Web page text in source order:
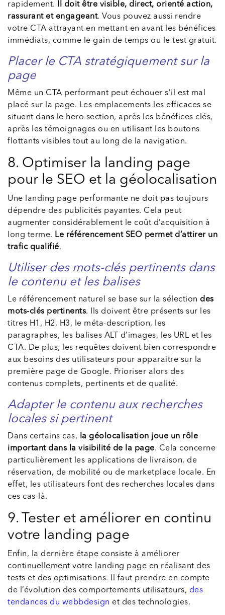
rapidement. Il doit être visible, direct, orienté action,
rassurant et engageant. Vous pouvez aussi rendre
votre CTA attrayant en mettant en avant les bénéfices
immédiats, comme le gain de temps ou le test gratuit.
Placer le CTA stratégiquement sur la
page
Même un CTA performant peut échouer s’il est mal
placé sur la page. Les emplacements les efficaces se
situent dans le hero section, après les bénéfices clés,
après les témoignages ou en utilisant les boutons
flottants visibles tout au long de la navigation.
8. Optimiser la landing page
pour le SEO et la géolocalisation
Une landing page performante ne doit pas toujours
dépendre des publicités payantes. Cela peut
augmenter considérablement le coût d’acquisition à
long terme. Le référencement SEO permet d’attirer un
trafic qualifié.
Utiliser des mots-clés pertinents dans
le contenu et les balises
Le référencement naturel se base sur la sélection des
mots-clés pertinents. Ils doivent être présents sur les
titres H1, H2, H3, le méta-description, les
paragraphes, les balises ALT d’images, les URL et les
CTA. De plus, les requêtes doivent bien correspondre
aux besoins des utilisateurs pour apparaitre sur la
première page de Google. Prioriser alors des
contenus complets, pertinents et de qualité.
Adapter le contenu aux recherches
locales si pertinent
Dans certains cas, la géolocalisation joue un rôle
important dans la visibilité de la page. Cela concerne
particulièrement les applications de livraison, de
réservation, de mobilité ou de marketplace locale. En
effet, les utilisateurs font des recherches locales dans
ces cas-là.
9. Tester et améliorer en continu
votre landing page
Enfin, la dernière étape consiste à améliorer
continuellement votre landing page en réalisant des
tests et des optimisations. Il faut prendre en compte
de l’évolution des comportements utilisateurs, des
tendances du webbdesign et des technologies.